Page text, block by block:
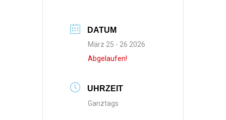
DATUM
März 25 - 26 2026
Abgelaufen!
UHRZEIT
Ganztags